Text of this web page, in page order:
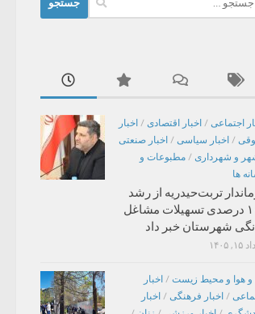
اجتماعی / اخبار اقتصادی / اخبار
/ اخبار سیاسی / اخبار صنعتی
و شهرداری / مطبوعات و
ها
تربت‌حیدریه از رشد
۱۰۰ درصدی تسهیلات مشاغل
شهرستان خبر داد
۱۴۰۵
و هوا و محیط زیست / اخبار
/ اخبار فرهنگی / اخبار